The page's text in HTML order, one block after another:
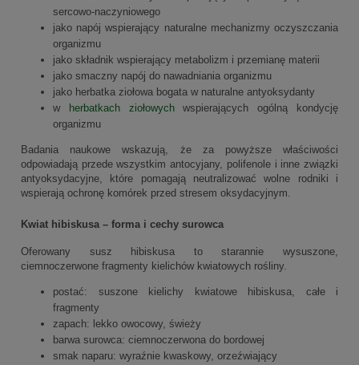
sercowo-naczyniowego
jako napój wspierający naturalne mechanizmy oczyszczania
organizmu
jako składnik wspierający metabolizm i przemianę materii
jako smaczny napój do nawadniania organizmu
jako herbatka ziołowa bogata w naturalne antyoksydanty
w
herbatkach ziołowychwspierających ogólną kondycję
organizmu
Badania naukowe wskazują, że za powyższe właściwości
odpowiadają przede wszystkim antocyjany, polifenole i inne związki
antyoksydacyjne, które pomagają neutralizować wolne rodniki i
wspierają ochronę komórek przed stresem oksydacyjnym.
Kwiat hibiskusa – forma i cechy surowca
Oferowany susz hibiskusa to starannie wysuszone,
ciemnoczerwone fragmenty kielichów kwiatowych rośliny.
postać: suszone kielichy kwiatowe hibiskusa, całe i
fragmenty
zapach: lekko owocowy, świeży
barwa surowca: ciemnoczerwona do bordowej
smak naparu: wyraźnie kwaskowy, orzeźwiający